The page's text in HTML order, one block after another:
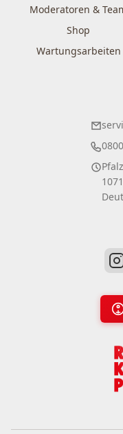
Moderatoren &
Shop
Wartungsarbeiten